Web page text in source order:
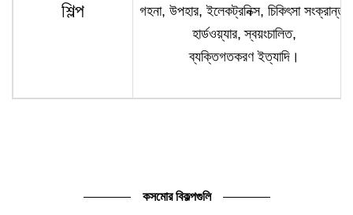
শিল্প
গহনা, উপহার, ইলেকট্রনিক্স, চিকিৎসা সংক্রান্ত,
হার্ডওয়্যার, স্বয়ংচালিত,
ব্যক্তিগতকরণ ইত্যাদি।
কসমোর বিকল্পগুলি